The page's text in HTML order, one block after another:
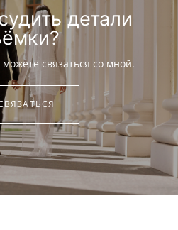
детали
связаться со мной.